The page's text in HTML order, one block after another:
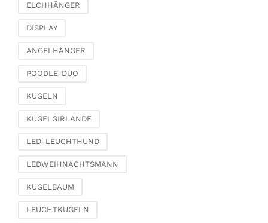
Windlichter & Laternen
Vasen & Übertöpfe
Pokalschalen
Uhren, Spiegel &
Bilderrahmen
Schachteln & Truhen
ELCHHÄNGER
DISPLAY
ANGELHÄNGER
POODLE-DUO
KUGELN
KUGELGIRLANDE
LED-LEUCHTHUND
LEDWEIHNACHTSMANN
KUGELBAUM
LEUCHTKUGELN